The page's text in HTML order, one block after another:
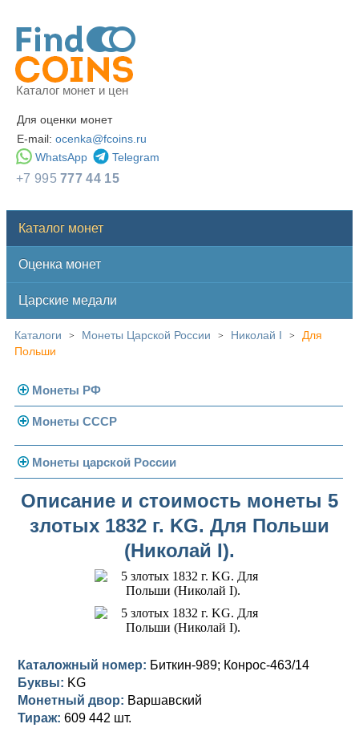
Каталог монет и цен
Для оценки монет
E-mail: ocenka@fcoins.ru
WhatsApp
Telegram
+7 995777 44 15
Каталог монет
Оценка монет
Царские медали
Каталоги > Монеты Царской России > Николай I >
Для
Польши
Монеты РФ
Современная Россия
Монеты 1991-1993 гг.
Монеты СССР
Погодовка СССР
Монеты 1958 года
Золотые червонцы
Памятные и юбилейные
Монеты царской России
Николай II (1894-1917)
Золото
Германская оккупация
Для Финляндии
Памятные и донативные
Александр III (1881-1894)
Для Финляндии
Памятные и донативные
Александр II (1855-1881)
Медь
Для Финляндии
Памятные и донативные
Николай I (1825-1855)
Серебро
Для Грузии
Александр I (1801-1825)
Золото
Серебро
Медь
Павел I (1796-1801)
Серебро
Екатерина II (1762-1796)
Золото
Петр III (1762)
Описание и стоимость монеты 5
злотых 1832 г. KG. Для Польши
(Николай I).
Каталожный номер: Биткин-989; Конрос-463/14
Буквы: KG
Монетный двор: Варшавский
Тираж: 609 442 шт.